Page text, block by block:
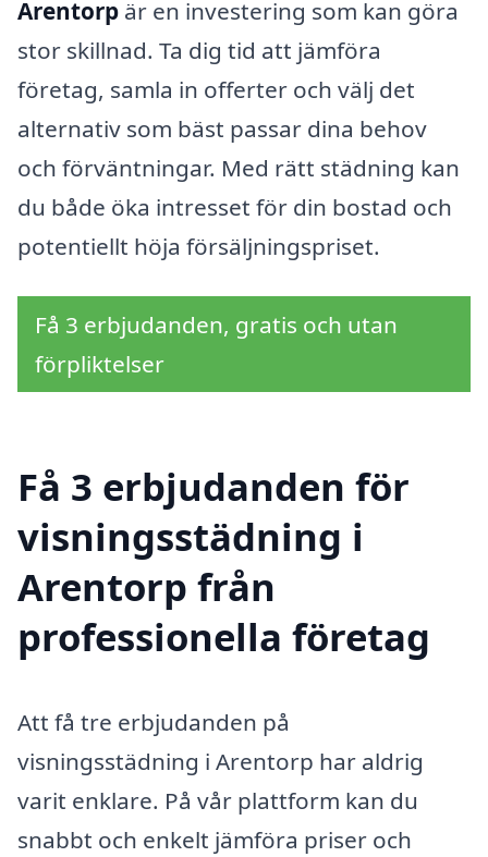
Arentorp är en investering som kan göra
stor skillnad. Ta dig tid att jämföra
företag, samla in offerter och välj det
alternativ som bäst passar dina behov
och förväntningar. Med rätt städning kan
du både öka intresset för din bostad och
potentiellt höja försäljningspriset.
Få 3 erbjudanden, gratis och utan
förpliktelser
Få 3 erbjudanden för
visningsstädning i
Arentorp från
professionella företag
Att få tre erbjudanden på
visningsstädning i Arentorp har aldrig
varit enklare. På vår plattform kan du
snabbt och enkelt jämföra priser och